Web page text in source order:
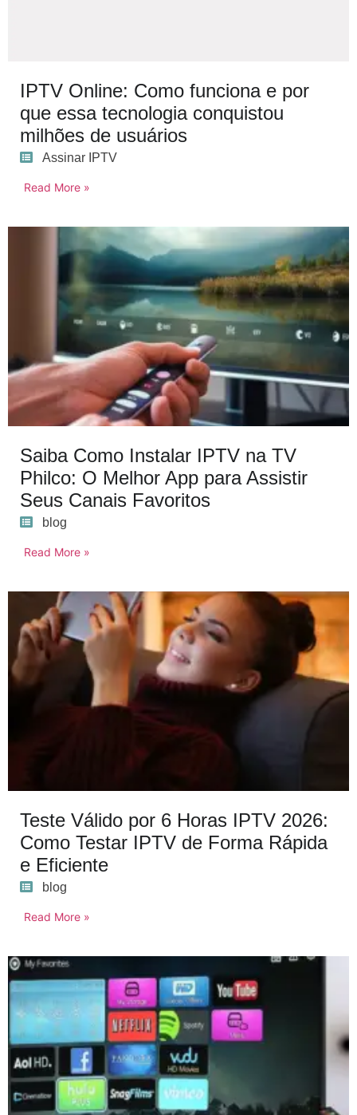
IPTV Online: Como funciona e por
que essa tecnologia conquistou
milhões de usuários
Assinar IPTV
Read More »
Saiba Como Instalar IPTV na TV
Philco: O Melhor App para Assistir
Seus Canais Favoritos
blog
Read More »
Teste Válido por 6 Horas IPTV 2026:
Como Testar IPTV de Forma Rápida
e Eficiente
blog
Read More »